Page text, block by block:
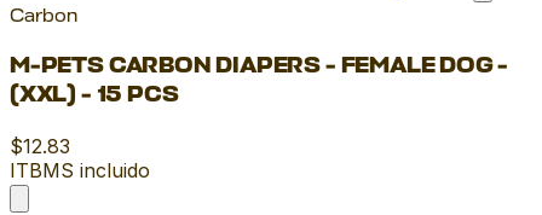
Carbon
M-PETS CARBON DIAPERS - FEMALE DOG -
(XXL) - 15 PCS
$12.83
ITBMS incluido